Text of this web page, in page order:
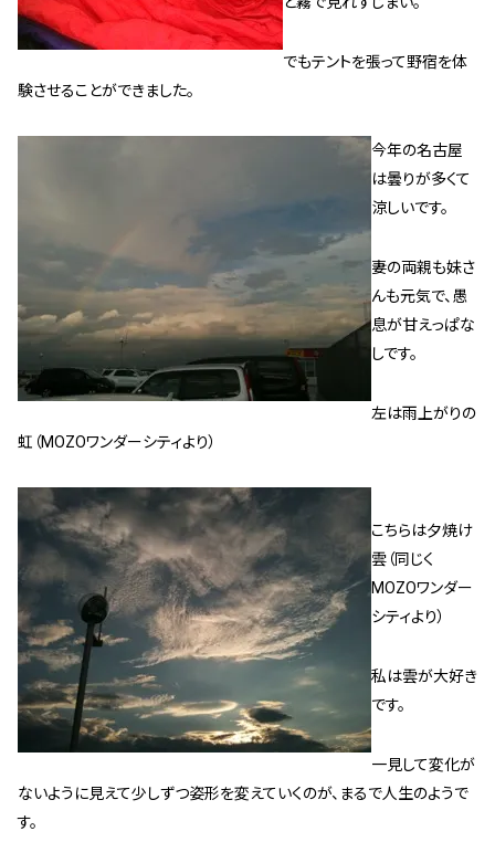
でもテントを張って野宿を体
験させることができました。
今年の名古屋
は曇りが多くて
涼しいです。
妻の両親も妹さ
んも元気で、愚
息が甘えっぱな
しです。
左は雨上がりの
虹（MOZOワンダーシティより）
こちらは夕焼け
雲（同じく
MOZOワンダー
シティより）
私は雲が大好き
です。
一見して変化が
ないように見えて少しずつ姿形を変えていくのが、まるで人生のようで
す。
コラム